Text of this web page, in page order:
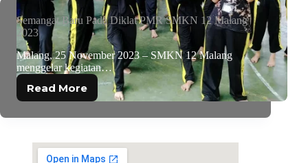
Semangat Baru Pada Diklat PMR SMKN 12 Malang
2023
Malang, 25 November 2023 – SMKN 12 Malang
menggelar kegiatan…
Read More